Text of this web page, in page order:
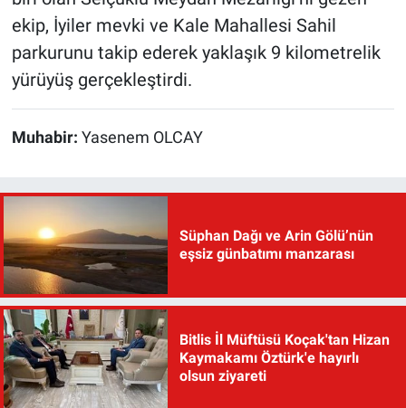
ekip, İyiler mevki ve Kale Mahallesi Sahil
parkurunu takip ederek yaklaşık 9 kilometrelik
yürüyüş gerçekleştirdi.
Muhabir: Yasenem OLCAY
Süphan Dağı ve Arin Gölü’nün
eşsiz günbatımı manzarası
Bitlis İl Müftüsü Koçak'tan Hizan
Kaymakamı Öztürk'e hayırlı
olsun ziyareti